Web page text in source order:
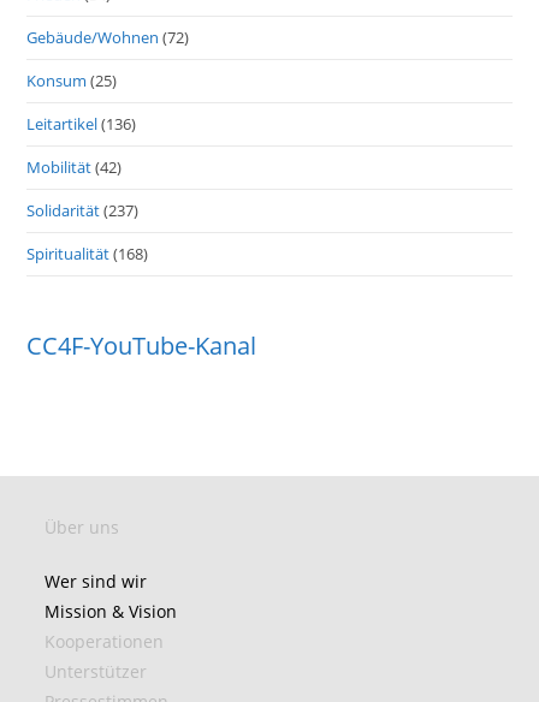
Gebäude/Wohnen (72)
Konsum (25)
Leitartikel(136)
Mobilität(42)
Solidarität(237)
Spiritualität(168)
CC4F-YouTube-Kanal
Über uns
Wer sind wir
Mission & Vision
Kooperationen
Unterstützer